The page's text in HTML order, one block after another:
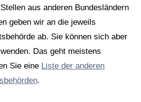
aus anderen Bundesländern
geben wir an die jeweils
ab. Sie können sich aber
Das geht meistens
Sie eine Liste der anderen
.